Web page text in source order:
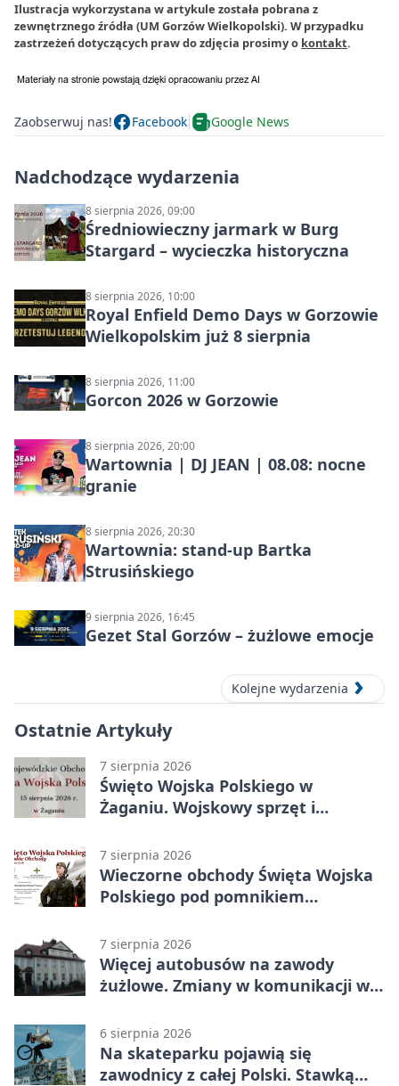
Ilustracja wykorzystana w artykule została pobrana z
zewnętrznego źródła (UM Gorzów Wielkopolski). W przypadku
zastrzeżeń dotyczących praw do zdjęcia prosimy o kontakt.
Zaobserwuj nas! Facebook Google News
Nadchodzące wydarzenia
8 sierpnia 2026, 09:00
Średniowieczny jarmark w Burg
Stargard – wycieczka historyczna
8 sierpnia 2026, 10:00
Royal Enfield Demo Days w Gorzowie
Wielkopolskim już 8 sierpnia
8 sierpnia 2026, 11:00
Gorcon 2026 w Gorzowie
8 sierpnia 2026, 20:00
Wartownia | DJ JEAN | 08.08: nocne
granie
8 sierpnia 2026, 20:30
Wartownia: stand-up Bartka
Strusińskiego
9 sierpnia 2026, 16:45
Gezet Stal Gorzów – żużlowe emocje
Kolejne wydarzenia
Ostatnie Artykuły
7 sierpnia 2026
Święto Wojska Polskiego w
Żaganiu. Wojskowy sprzęt i
7 sierpnia 2026
Wieczorne obchody Święta Wojska
Polskiego pod pomnikiem
7 sierpnia 2026
Więcej autobusów na zawody
żużlowe. Zmiany w komunikacji w
6 sierpnia 2026
Na skateparku pojawią się
zawodnicy z całej Polski. Stawką